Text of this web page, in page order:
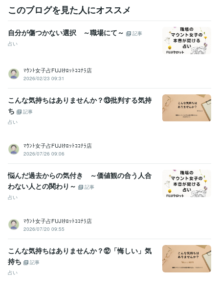
このブログを見た人にオススメ
自分が傷つかない選択 ～職場にて～
記事
占い
ﾏｳﾝﾄ女子占FUJIﾀﾛｯﾄｺｺﾅﾗ店
2026/02/23 09:31
こんな気持ちはありませんか？⑬批判する気持
ち
記事
占い
ﾏｳﾝﾄ女子占FUJIﾀﾛｯﾄｺｺﾅﾗ店
2026/07/26 09:06
悩んだ過去からの気付き ～価値観の合う人合
わない人との関わり～
記事
占い
ﾏｳﾝﾄ女子占FUJIﾀﾛｯﾄｺｺﾅﾗ店
2026/07/20 09:55
こんな気持ちはありませんか？⑫「悔しい」気
持ち
記事
占い